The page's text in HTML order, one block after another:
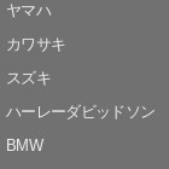
ヤマハ
カワサキ
スズキ
ハーレーダビッドソン
BMW